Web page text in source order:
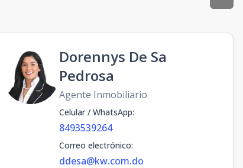
Dorennys De Sa
Pedrosa
Agente Inmobiliario
Celular / WhatsApp:
8493539264
Correo electrónico:
ddesa@kw.com.do